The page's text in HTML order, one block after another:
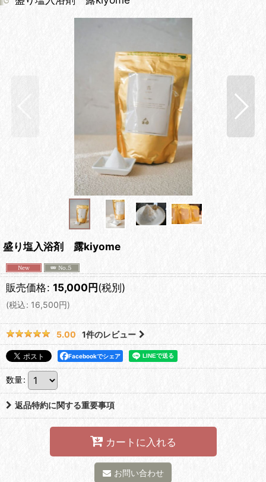
盛り塩入浴剤 露kiyome
販売価格: 15,000円(税別)
(税込: 16,500円)
5.00 1件のレビュー
Facebookでシェア
数量:
返品特約に関する重要事項
カートに入れる
お問い合わせ